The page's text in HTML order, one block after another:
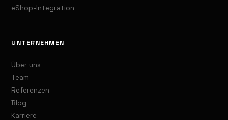
eShop-Integration
UNTERNEHMEN
Über uns
Team
Referenzen
Blog
Karriere